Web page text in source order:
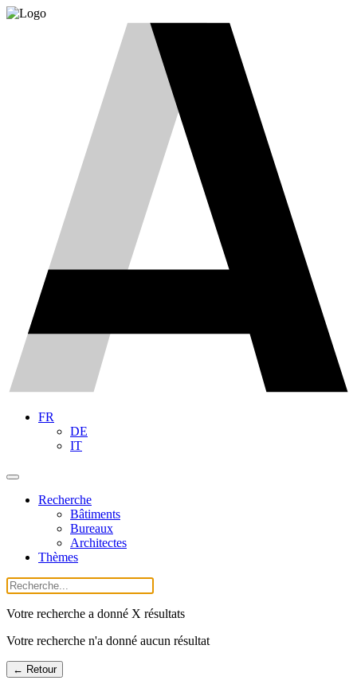
FR
DE
IT
Recherche
Bâtiments
Bureaux
Architectes
Thèmes
Votre recherche a donné X résultats
Votre recherche n'a donné aucun résultat
← Retour